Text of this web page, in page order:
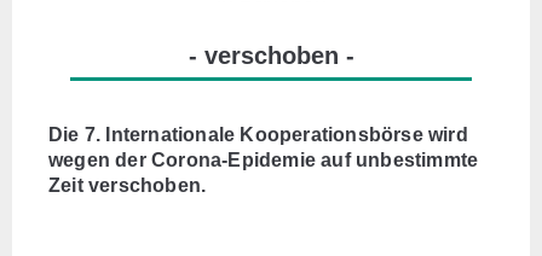
- verschoben -
Die 7. Internationale Kooperationsbörse wird
wegen der Corona-Epidemie auf unbestimmte
Zeit verschoben.